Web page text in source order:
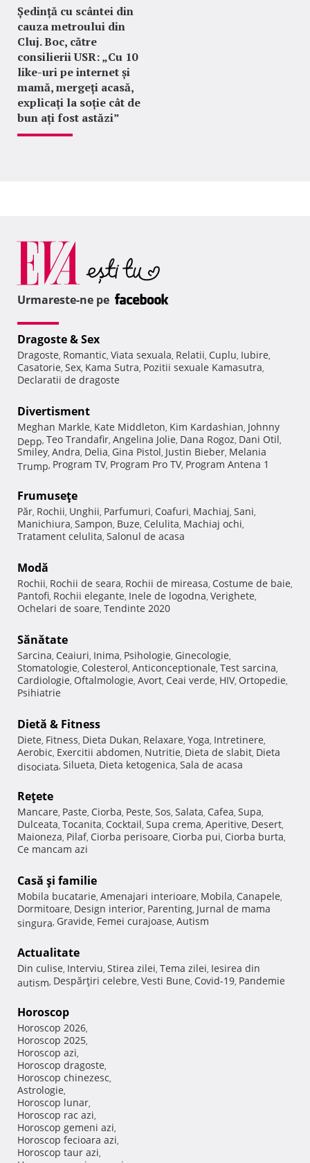
Ședință cu scântei din
cauza metroului din
Cluj. Boc, către
consilierii USR: „Cu 10
like-uri pe internet și
mamă, mergeți acasă,
explicați la soție cât de
bun ați fost astăzi”
Urmareste-ne pe
Dragoste & Sex
Dragoste, Romantic, Viata sexuala, Relatii, Cuplu, Iubire,
Casatorie, Sex, Kama Sutra, Pozitii sexuale Kamasutra,
Declaratii de dragoste
Divertisment
Meghan Markle, Kate Middleton, Kim Kardashian, Johnny
Depp, Teo Trandafir, Angelina Jolie, Dana Rogoz, Dani Otil,
Smiley, Andra, Delia, Gina Pistol, Justin Bieber, Melania
Trump, Program TV, Program Pro TV, Program Antena 1
Frumuseţe
Păr, Rochii, Unghii, Parfumuri, Coafuri, Machiaj, Sani,
Manichiura, Sampon, Buze, Celulita, Machiaj ochi,
Tratament celulita, Salonul de acasa
Modă
Rochii, Rochii de seara, Rochii de mireasa, Costume de baie,
Pantofi, Rochii elegante, Inele de logodna, Verighete,
Ochelari de soare, Tendinte 2020
Sănătate
Sarcina, Ceaiuri, Inima, Psihologie, Ginecologie,
Stomatologie, Colesterol, Anticonceptionale, Test sarcina,
Cardiologie, Oftalmologie, Avort, Ceai verde, HIV, Ortopedie,
Psihiatrie
Dietă & Fitness
Diete, Fitness, Dieta Dukan, Relaxare, Yoga, Intretinere,
Aerobic, Exercitii abdomen, Nutritie, Dieta de slabit, Dieta
disociata, Silueta, Dieta ketogenica, Sala de acasa
Reţete
Mancare, Paste, Ciorba, Peste, Sos, Salata, Cafea, Supa,
Dulceata, Tocanita, Cocktail, Supa crema, Aperitive, Desert,
Maioneza, Pilaf, Ciorba perisoare, Ciorba pui, Ciorba burta,
Ce mancam azi
Casă şi familie
Mobila bucatarie, Amenajari interioare, Mobila, Canapele,
Dormitoare, Design interior, Parenting, Jurnal de mama
singura, Gravide, Femei curajoase, Autism
Actualitate
Din culise, Interviu, Stirea zilei, Tema zilei, Iesirea din
autism, Despărţiri celebre, Vesti Bune, Covid-19, Pandemie
Horoscop
Horoscop 2026,
Horoscop 2025,
Horoscop azi,
Horoscop dragoste,
Horoscop chinezesc,
Astrologie,
Horoscop lunar,
Horoscop rac azi,
Horoscop gemeni azi,
Horoscop fecioara azi,
Horoscop taur azi,